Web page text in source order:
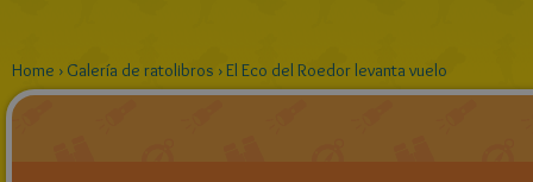
Home › Galería de ratolibros ›El Eco del Roedor levanta vuelo